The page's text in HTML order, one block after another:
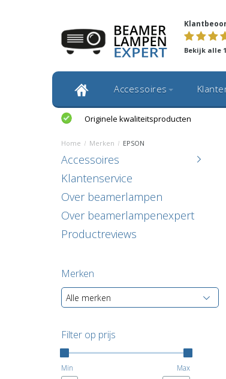
Bekijk alle
Accessoires
Originele kwaliteitsproducten
Home / Merken / EPSON
Accessoires
Klantenservice
Over beamerlampen
Over beamerlampenexpert
Productreviews
Merken
Alle merken
Filter op prijs
Min Max